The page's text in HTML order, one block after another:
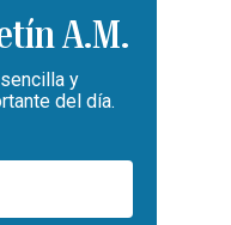
A.M.
y
del día.